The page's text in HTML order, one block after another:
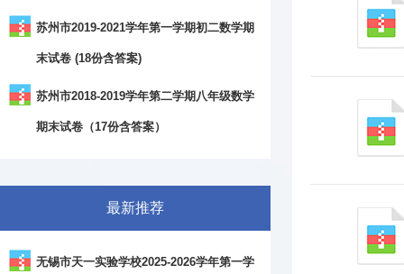
苏州市2019-2021学年第一学期初二数学期
末试卷 (18份含答案)
苏州市2018-2019学年第二学期八年级数学
期末试卷（17份含答案）
最新推荐
无锡市天一实验学校2025-2026学年第一学